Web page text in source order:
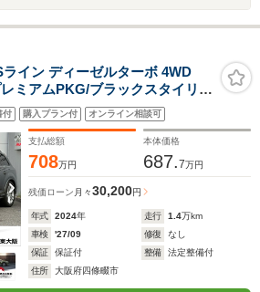
イン ディーゼルターボ 4WD
ミアムPKG/ブラックスタイリン
ヘッドライト/エアサス/ACC/
ントライティング/サラウンドビ
付 購入プラン付 オンライン相談可
支払総額
708万円
本体価格
687.7万円
残価ローン 月々30,200円
年式 2024年 走行 1.4万km
車検
'27/09 修復
なし
保証
保証付 整備
法定整備付
住所
大阪府四條畷市